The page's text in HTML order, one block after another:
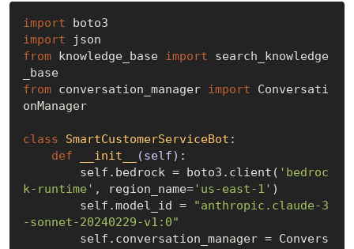
import
import
from knowledge_base import search_knowledge
_base
from conversation_manager import Conversati
onManager
class SmartCustomerServiceBot :
def
__init__ (self) :
        self.bedrock = boto3.client(
'bedroc
k-runtime' , region_name='us-east-1' )
        self.model_id =
"anthropic.claude-3
-sonnet-20240229-v1:0"